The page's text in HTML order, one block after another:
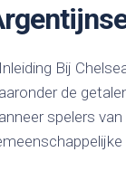
Bij
de
spelers